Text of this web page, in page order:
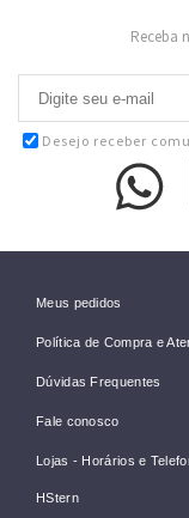
Receba
Desejo receber
Meus pedidos
Política de Compra e
Dúvidas Frequentes
Fale conosco
Lojas - Horários e
HStern